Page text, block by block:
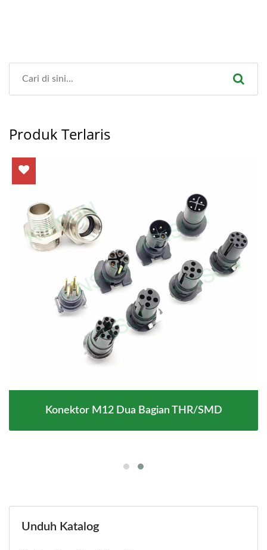
Produk Terlaris
Konektor M12 Dua Bagian THR/SMD
Unduh Katalog